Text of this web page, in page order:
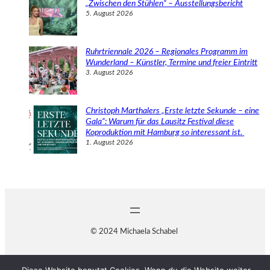
„Zwischen den Stühlen“ – Ausstellungsbericht
5. August 2026
Ruhrtriennale 2026 – Regionales Programm im
Wunderland – Künstler, Termine und freier Eintritt
3. August 2026
Christoph Marthalers „Erste letzte Sekunde – eine
Gala“: Warum für das Lausitz Festival diese
Koproduktion mit Hamburg so interessant ist.
1. August 2026
© 2024 Michaela Schabel